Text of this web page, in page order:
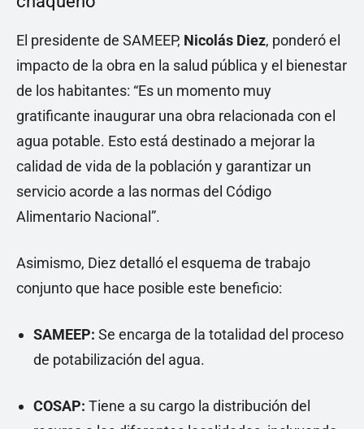
El presidente de SAMEEP, Nicolás Diez, ponderó el
impacto de la obra en la salud pública y el bienestar
de los habitantes: “Es un momento muy
gratificante inaugurar una obra relacionada con el
agua potable. Esto está destinado a mejorar la
calidad de vida de la población y garantizar un
servicio acorde a las normas del Código
Alimentario Nacional”.
Asimismo, Diez detalló el esquema de trabajo
conjunto que hace posible este beneficio:
SAMEEP: Se encarga de la totalidad del proceso
de potabilización del agua.
COSAP: Tiene a su cargo la distribución del